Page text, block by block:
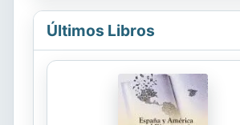
Últimos Libros